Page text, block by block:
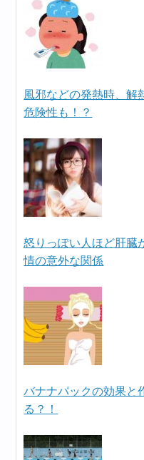
風邪などの発熱時、解
危険性も！？
怒りっぽい人ほど肝臓
情の意外な関係
バナナパックの効果と
る？！